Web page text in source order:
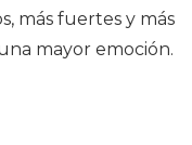
más fuertes y más
mayor emoción.